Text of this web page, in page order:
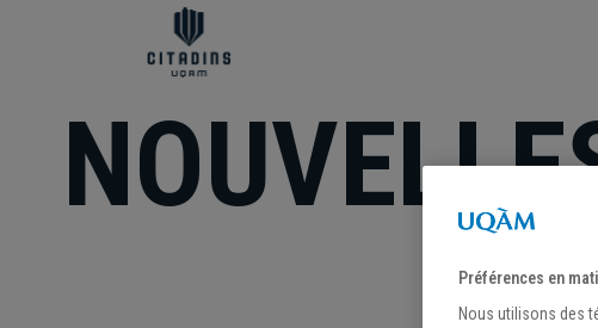
Préférences en
Nous utilisons des